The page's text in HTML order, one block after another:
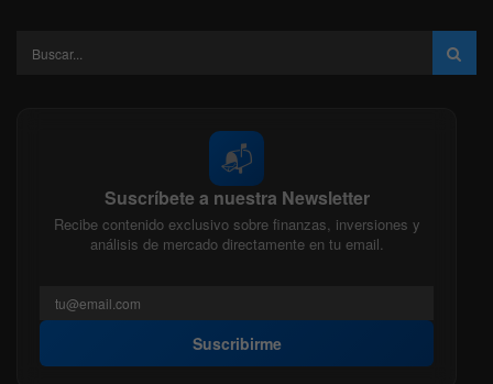
📬
Suscríbete a nuestra Newsletter
Recibe contenido exclusivo sobre finanzas, inversiones y
análisis de mercado directamente en tu email.
Suscribirme